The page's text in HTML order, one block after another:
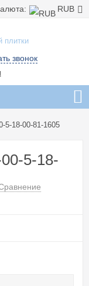
RUB
плитки
звонок
5-18-00-81-1605
5-18-